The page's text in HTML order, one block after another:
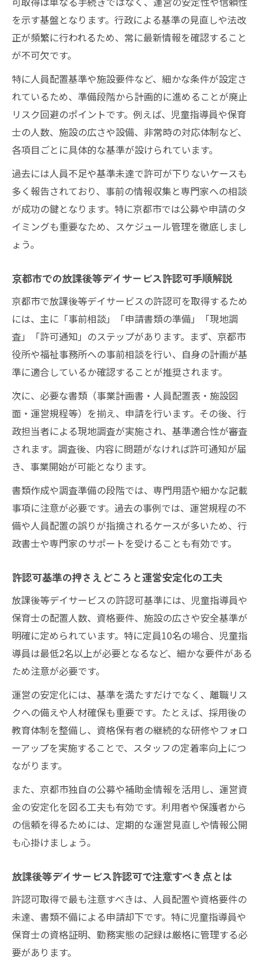
を示す基盤となります。行政による基準の見直しや法改
正が頻繁に行われるため、常に最新情報を確認すること
が不可欠です。
特に人員配置基準や施設要件など、細かな条件が設定さ
れているため、準備段階から計画的に進めることが廃止
リスク回避のポイントです。例えば、児童指導員や保育
士の人数、施設の広さや設備、非常時の対応体制など、
各項目ごとに具体的な基準が設けられています。
過去には人員不足や基準未達で許可が下りないケースも
多く報告されており、事前の情報収集と専門家への相談
が成功の鍵となります。特に京都市では公募や申請のタ
イミングも重要なため、スケジュール管理を徹底しまし
ょう。
京都市での放課後等デイサービス許認可手順解説
京都市で放課後等デイサービスの許認可を取得するため
には、主に「事前相談」「申請書類の準備」「現地調
査」「許可通知」のステップがあります。まず、京都市
役所や福祉事務所への事前相談を行い、自身の計画が基
準に適合しているか確認することが推奨されます。
次に、必要な書類（事業計画書・人員配置表・施設図
面・運営規程等）を揃え、申請を行います。その後、行
政担当者による現地調査が実施され、基準適合性が審査
されます。調査後、内容に問題がなければ許可通知が届
き、事業開始が可能となります。
書類作成や調査準備の段階では、専門用語や細かな記載
事項に注意が必要です。過去の事例では、運営規程の不
備や人員配置の誤りが指摘されるケースが多いため、行
政書士や専門家のサポートを受けることも有効です。
許認可基準の押さえどころと運営安定化の工夫
放課後等デイサービスの許認可基準には、児童指導員や
保育士の配置人数、資格要件、施設の広さや安全基準が
明確に定められています。特に定員10名の場合、児童指
導員は最低2名以上が必要となるなど、細かな要件がある
ため注意が必要です。
運営の安定化には、基準を満たすだけでなく、離職リス
クへの備えや人材確保も重要です。たとえば、採用後の
教育体制を整備し、資格保有者の継続的な研修やフォロ
ーアップを実施することで、スタッフの定着率向上につ
ながります。
また、京都市独自の公募や補助金情報を活用し、運営資
金の安定化を図る工夫も有効です。利用者や保護者から
の信頼を得るためには、定期的な運営見直しや情報公開
も心掛けましょう。
放課後等デイサービス許認可で注意すべき点とは
許認可取得で最も注意すべきは、人員配置や資格要件の
未達、書類不備による申請却下です。特に児童指導員や
保育士の資格証明、勤務実態の記録は厳格に管理する必
要があります。